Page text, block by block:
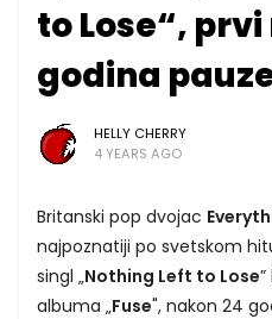
to Lose“,
godina
HELLY CHERRY
4 YEARS AGO
Britanski pop dvojac
najpoznatiji po svetskom
singl „Nothing Left to Lose
albuma „Fuse", nakon 24